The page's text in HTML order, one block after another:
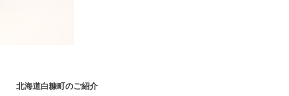
北海道白糠町のご紹介